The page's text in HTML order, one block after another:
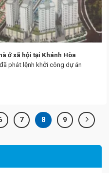
ở xã hội tại Khánh Hòa
phát lệnh khởi công dự án
7 8 9